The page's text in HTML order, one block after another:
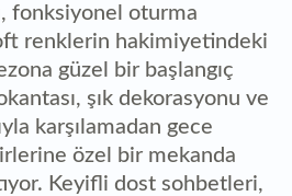
fonksiyonel oturma
renklerin hakimiyetindeki
güzel bir başlangıç
şık dekorasyonu ve
karşılamadan gece
özel bir mekanda
Keyifli dost sohbetleri,